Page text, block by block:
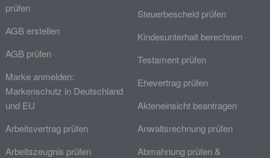
prüfen
AGB erstellen
AGB prüfen
Marke anmelden:
Markenschutz in Deutschland
und EU
Arbeitsvertrag prüfen
Arbeitszeugnis prüfen
Steuerbescheid prüfen
Kindesunterhalt berechnen
Testament prüfen
Ehevertrag prüfen
Akteneinsicht beantragen
Anwaltsrechnung prüfen
Abmahnung prüfen &